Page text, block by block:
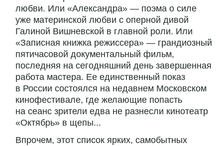
любви. Или «Александра» — поэма о силе
уже материнской любви с оперной дивой
Галиной Вишневской в главной роли. Или
«Записная книжка режиссера» — грандиозный
пятичасовой документальный фильм,
последняя на сегодняшний день завершенная
работа мастера. Ее единственный показ
в России состоялся на недавнем Московском
кинофестивале, где желающие попасть
на сеанс зрители едва не разнесли кинотеатр
«Октябрь» в щепы...
Впрочем, этот список ярких, самобытных